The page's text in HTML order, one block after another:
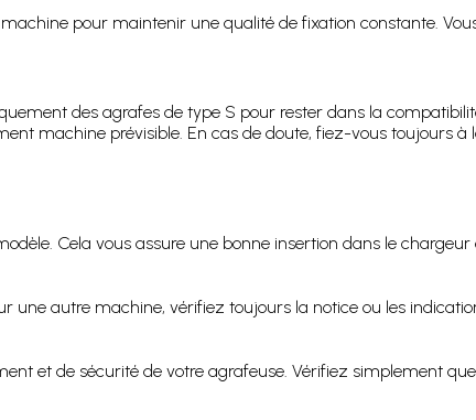
pour maintenir une qualité de fixation constante.
des agrafes de type S pour rester dans la
machine prévisible. En cas de doute, fiez-vous toujours
Cela vous assure une bonne insertion dans le chargeur
une autre machine, vérifiez toujours la notice ou les
et de sécurité de votre agrafeuse. Vérifiez simplement